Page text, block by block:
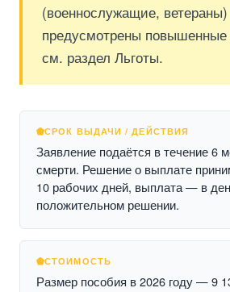
(военнослужащие, ветераны)
предусмотрены
см. раздел Льготы.
СРОК ВЫДАЧИ / ДЕЙСТВИЯ
Заявление подаётся в течение 6
смерти. Решение о выплате
10 рабочих дней, выплата — в
положительном решении.
СТОИМОСТЬ
Размер пособия в 2026 году — 9